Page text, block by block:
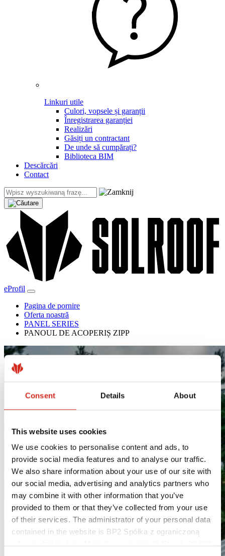
Consent Details About
This website uses cookies
We use cookies to personalise content and ads, to
provide social media features and to analyse our traffic.
We also share information about your use of our site with
our social media, advertising and analytics partners who
may combine it with other information that you’ve
provided to them or that they’ve collected from your use
of their services. The administrator of your personal data
contained in the website is BP2 Spółka z ograniczoną
Linkuri utile
Culori, vopsele și garanții
Înregistrarea garanției
Realizări
Găsiți un contractant
De unde să cumpărați?
Biblioteca BIM
Descărcări
Contact
eProfil
Pagina de pornire
Oferta noastră
PANEL SERIES
PANOUL DE ACOPERIȘ ZIPP